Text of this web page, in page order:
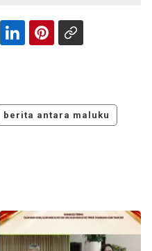
berita antara maluku